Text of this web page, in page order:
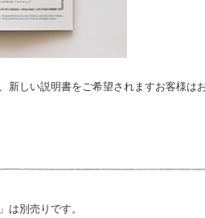
新しい説明書をご希望されますお客様は
は別売りです。